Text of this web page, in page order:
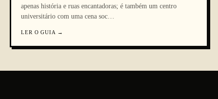
apenas história e ruas encantadoras; é também um centro
universitário com uma cena soc…
LER O GUIA →